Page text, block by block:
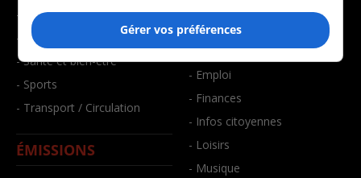
- Environnement
- Faits divers
- Santé et bien-être
- Sports
- Transport / Circulation
ÉMISSIONS
- Art de vivre
- Bien-être
- Emploi
- Finances
- Infos citoyennes
- Loisirs
- Musique
Gérer vos préférences